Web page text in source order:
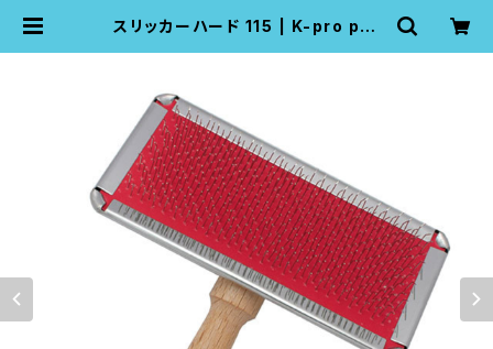
スリッカーハード 115 | K-pro pet